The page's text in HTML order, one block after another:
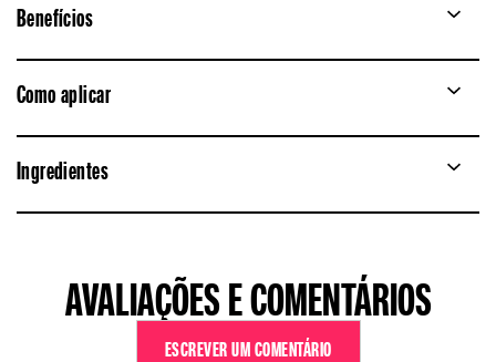
Benefícios
Como aplicar
Ingredientes
AVALIAÇÕES E COMENTÁRIOS
ESCREVER UM COMENTÁRIO